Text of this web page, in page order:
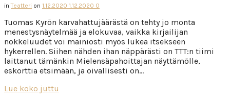
inTeatteri on 1.12.2020 1.12.2020 0
Tuomas Kyrön karvahattujäärästä on tehty jo monta
menestysnäytelmää ja elokuvaa, vaikka kirjailijan
nokkeluudet voi mainiosti myös lukea itsekseen
hykerrellen. Siihen nähden ihan näppärästi on TTT:n tiimi
laittanut tämänkin Mielensäpahoittajan näyttämölle,
eskorttia etsimään, ja oivallisesti on…
Lue koko juttu